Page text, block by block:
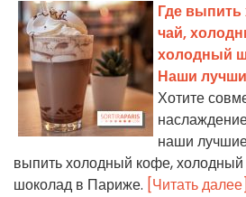
Где
чай,
холодный
Наши
Хотите
наши
выпить холодный кофе,
шоколад в Париже. [Читать далее]